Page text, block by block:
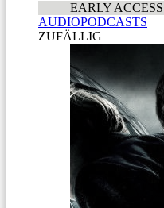
EARLY ACCESS
AUDIOPODCASTS
ZUFÄLLIG